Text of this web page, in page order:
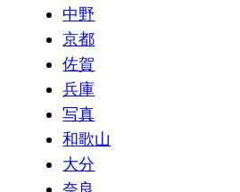
中野
京都
佐賀
兵庫
写真
和歌山
大分